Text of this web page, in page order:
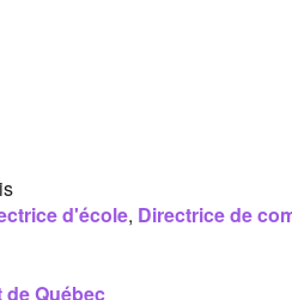
d'école, Directrice de
de Québec